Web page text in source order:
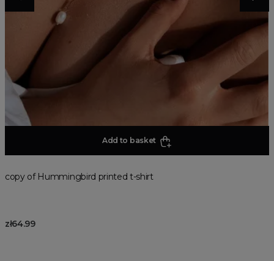
Add to basket
copy of Hummingbird printed t-shirt
zł64.99